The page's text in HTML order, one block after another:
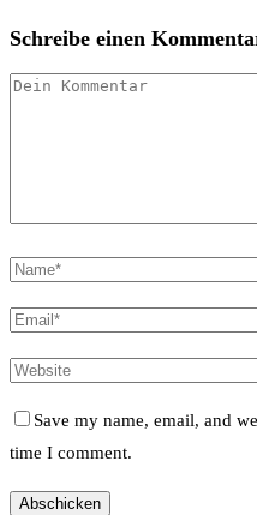
Schreibe einen
Save my name, email, and
time I comment.